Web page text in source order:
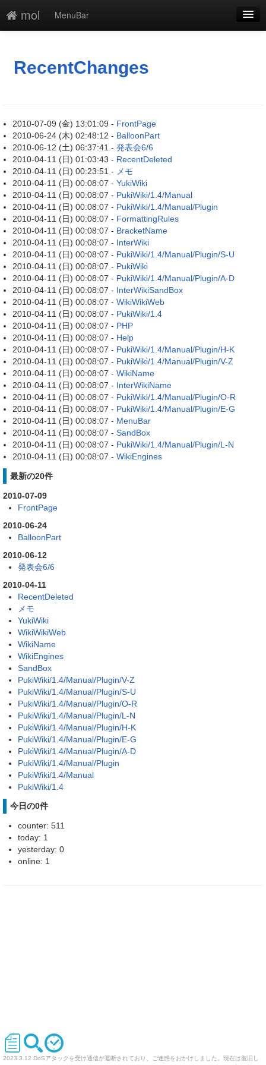
mol
MenuBar
最終更新
RecentChanges
2010-07-09 (金) 13:01:09 - FrontPage
2010-06-24 (木) 02:48:12 - BalloonPart
2010-06-12 (土) 06:37:41 - 発表会6/6
2010-04-11 (日) 01:03:43 - RecentDeleted
2010-04-11 (日) 00:23:51 - メモ
2010-04-11 (日) 00:08:07 - YukiWiki
2010-04-11 (日) 00:08:07 - PukiWiki/1.4/Manual
2010-04-11 (日) 00:08:07 - PukiWiki/1.4/Manual/Plugin
2010-04-11 (日) 00:08:07 - FormattingRules
2010-04-11 (日) 00:08:07 - BracketName
2010-04-11 (日) 00:08:07 - InterWiki
2010-04-11 (日) 00:08:07 - PukiWiki/1.4/Manual/Plugin/S-U
2010-04-11 (日) 00:08:07 - PukiWiki
2010-04-11 (日) 00:08:07 - PukiWiki/1.4/Manual/Plugin/A-D
2010-04-11 (日) 00:08:07 - InterWikiSandBox
2010-04-11 (日) 00:08:07 - WikiWikiWeb
2010-04-11 (日) 00:08:07 - PukiWiki/1.4
2010-04-11 (日) 00:08:07 - PHP
2010-04-11 (日) 00:08:07 - Help
2010-04-11 (日) 00:08:07 - PukiWiki/1.4/Manual/Plugin/H-K
2010-04-11 (日) 00:08:07 - PukiWiki/1.4/Manual/Plugin/V-Z
2010-04-11 (日) 00:08:07 - WikiName
2010-04-11 (日) 00:08:07 - InterWikiName
2010-04-11 (日) 00:08:07 - PukiWiki/1.4/Manual/Plugin/O-R
2010-04-11 (日) 00:08:07 - PukiWiki/1.4/Manual/Plugin/E-G
2010-04-11 (日) 00:08:07 - MenuBar
2010-04-11 (日) 00:08:07 - SandBox
2010-04-11 (日) 00:08:07 - PukiWiki/1.4/Manual/Plugin/L-N
2010-04-11 (日) 00:08:07 - WikiEngines
最新の20件
2010-07-09
FrontPage
2010-06-24
BalloonPart
2010-06-12
発表会6/6
2010-04-11
RecentDeleted
メモ
YukiWiki
WikiWikiWeb
WikiName
WikiEngines
SandBox
PukiWiki/1.4/Manual/Plugin/V-Z
PukiWiki/1.4/Manual/Plugin/S-U
PukiWiki/1.4/Manual/Plugin/O-R
PukiWiki/1.4/Manual/Plugin/L-N
PukiWiki/1.4/Manual/Plugin/H-K
PukiWiki/1.4/Manual/Plugin/E-G
PukiWiki/1.4/Manual/Plugin/A-D
PukiWiki/1.4/Manual/Plugin
PukiWiki/1.4/Manual
PukiWiki/1.4
今日の0件
counter: 511
today: 1
yesterday: 0
online: 1
2023.3.12 DoSアタックを受け通信が遮断されており、ご迷惑をおかけしました。現在は復旧し